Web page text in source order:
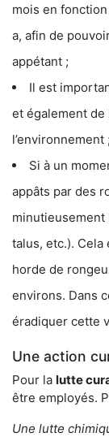
mois en
a, afin de
appétant ;
Il est
et également de
l’environnement ;
Si à un
appâts par des
talus, etc.). Cela
horde de
environs. Dans
éradiquer cette
Une action
Pour la lutte
être employés.
Une lutte